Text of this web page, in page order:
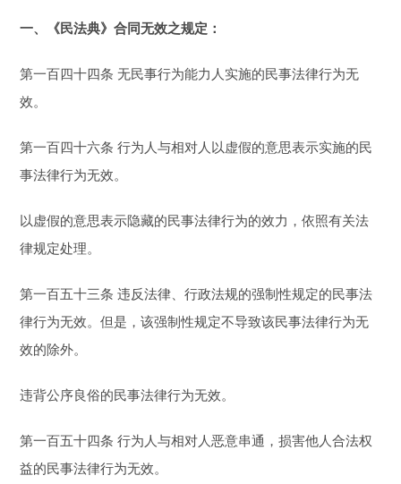
一、《民法典》合同无效之规定：
第一百四十四条 无民事行为能力人实施的民事法律行为无
效。
第一百四十六条 行为人与相对人以虚假的意思表示实施的民
事法律行为无效。
以虚假的意思表示隐藏的民事法律行为的效力，依照有关法
律规定处理。
第一百五十三条 违反法律、行政法规的强制性规定的民事法
律行为无效。但是，该强制性规定不导致该民事法律行为无
效的除外。
违背公序良俗的民事法律行为无效。
第一百五十四条 行为人与相对人恶意串通，损害他人合法权
益的民事法律行为无效。